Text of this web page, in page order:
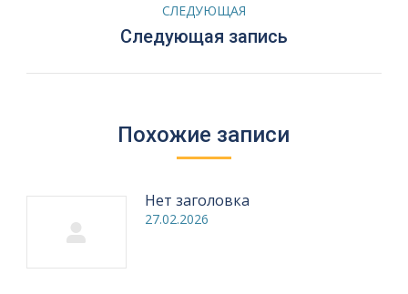
СЛЕДУЮЩАЯ
Следующая
Следующая запись
Похожие записи
Нет заголовка
27.02.2026